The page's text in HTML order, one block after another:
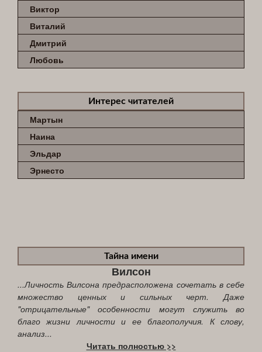
Виктор
Виталий
Дмитрий
Любовь
Интерес читателей
Мартын
Наина
Эльдар
Эрнесто
Тайна имени
Вилсон
...Личность Вилсона предрасположена сочетать в себе
множество ценных и сильных черт. Даже
"отрицательные" особенности могут служить во
благо жизни личности и ее благополучия. К слову,
анализ...
Читать полностью >>